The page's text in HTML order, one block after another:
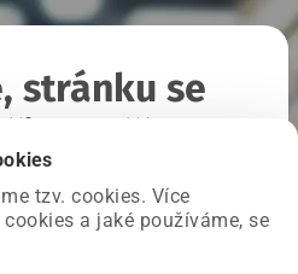
tzv. cookies. Více
a jaké používáme, se
stránku se
straně a už ji opravujeme.
požadovanou stránku.